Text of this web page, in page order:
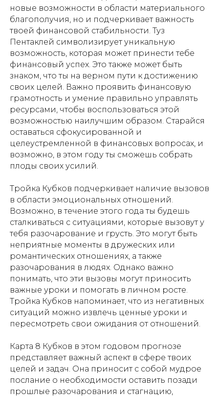
новые возможности в области материального
благополучия, но и подчеркивает важность
твоей финансовой стабильности. Туз
Пентаклей символизирует уникальную
возможность, которая может принести тебе
финансовый успех. Это также может быть
знаком, что ты на верном пути к достижению
своих целей. Важно проявить финансовую
грамотность и умение правильно управлять
ресурсами, чтобы воспользоваться этой
возможностью наилучшим образом. Старайся
оставаться сфокусированной и
целеустремленной в финансовых вопросах, и
возможно, в этом году ты сможешь собрать
плоды своих усилий.
Тройка Кубков подчеркивает наличие вызовов
в области эмоциональных отношений.
Возможно, в течение этого года ты будешь
сталкиваться с ситуациями, которые вызовут у
тебя разочарование и грусть. Это могут быть
неприятные моменты в дружеских или
романтических отношениях, а также
разочарования в людях. Однако важно
понимать, что эти вызовы могут приносить
важные уроки и помогать в личном росте.
Тройка Кубков напоминает, что из негативных
ситуаций можно извлечь ценные уроки и
пересмотреть свои ожидания от отношений.
Карта 8 Кубков в этом годовом прогнозе
представляет важный аспект в сфере твоих
целей и задач. Она приносит с собой мудрое
послание о необходимости оставить позади
прошлые разочарования и стагнацию,